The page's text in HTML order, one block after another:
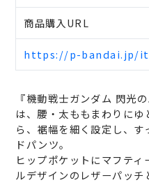
商品購入URL
https://p-bandai.jp/
『機動戦士ガンダム 閃光
は、腰・太ももまわりに
ら、裾幅を細く設定し、
ドパンツ。
ヒップポケットにマフテ
ルデザインのレザーパッ